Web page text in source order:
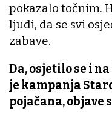
pokazalo točnim.
ljudi, da se svi
zabave.
Da, osjetilo se i
je kampanja
pojačana, objave